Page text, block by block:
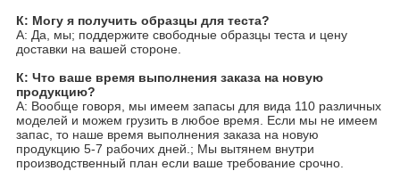
К: Могу я получить образцы для теста?
А: Да, мы; поддержите свободные образцы теста и цену
доставки на вашей стороне.
К: Что ваше время выполнения заказа на новую
продукцию?
А: Вообще говоря, мы имеем запасы для вида 110 различных
моделей и можем грузить в любое время. Если мы не имеем
запас, то наше время выполнения заказа на новую
продукцию 5-7 рабочих дней.; Мы вытянем внутри
производственный план если ваше требование срочно.